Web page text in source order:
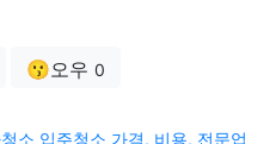
😗오우 0
소 입주청소 가격, 비용, 전문업